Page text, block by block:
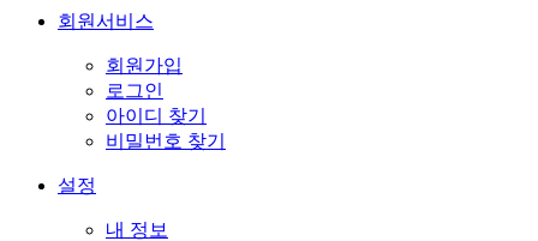
회원서비스
회원가입
로그인
아이디 찾기
비밀번호 찾기
설정
내 정보